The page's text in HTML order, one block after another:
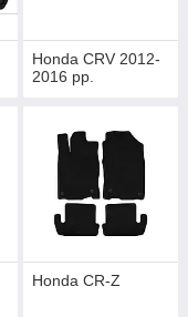
Honda CRV 2012-
2016 рр.
Honda CR-Z